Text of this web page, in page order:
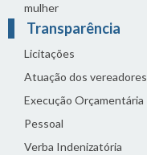
mulher
Transparência
Licitações
Atuação dos vereadores
Execução Orçamentária
Pessoal
Verba Indenizatória